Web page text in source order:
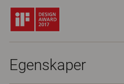
Egenskaper